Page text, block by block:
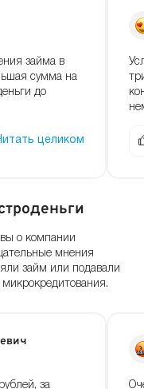
займа в
сумма на
до
целиком
о компании
мнения
займ или подавали
за